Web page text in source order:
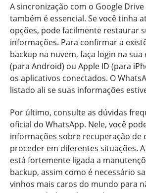
A sincronização com o Google
também é essencial. Se você tinha
opções, pode facilmente restaurar
informações. Para confirmar a
backup na nuvem, faça login na
(para Android) ou Apple ID (para
os aplicativos conectados. O
listado ali se suas informações
Por último, consulte as dúvidas
oficial do WhatsApp. Nele, você
informações sobre recuperação de
proceder em diferentes situações.
está fortemente ligada a
backup, assim como é necessário
vinhos mais caros do mundo para